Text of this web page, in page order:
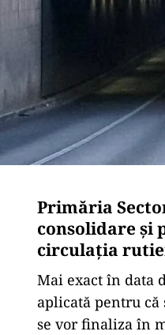
Primăria
consolidare și
circulația
Mai exact în data
aplicată pentru
se vor finaliza în